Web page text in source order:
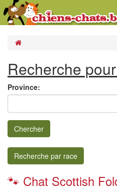
Recherche
Province:
Chercher
Recherche par race
🐾 Chat Scottish